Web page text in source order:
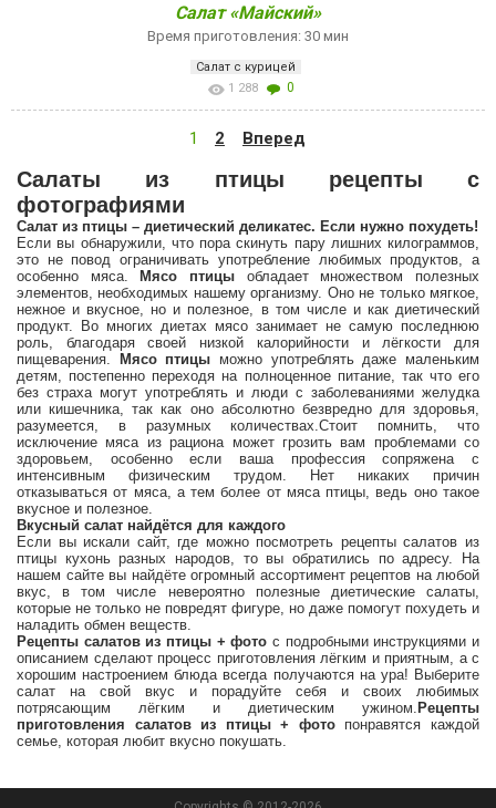
Салат «Майский»
Время приготовления: 30 мин
Салат с курицей
1 288
0
1 2 Вперед
Салаты из птицы рецепты с
фотографиями
Салат из птицы – диетический деликатес. Если нужно похудеть!
Если вы обнаружили, что пора скинуть пару лишних килограммов,
это не повод ограничивать употребление любимых продуктов, а
особенно мяса.
Мясо птицы обладает множеством полезных
элементов, необходимых нашему организму. Оно не только мягкое,
нежное и вкусное, но и полезное, в том числе и как диетический
продукт. Во многих диетах мясо занимает не самую последнюю
роль, благодаря своей низкой калорийности и лёгкости для
пищеварения.
Мясо птицы можно употреблять даже маленьким
детям, постепенно переходя на полноценное питание, так что его
без страха могут употреблять и люди с заболеваниями желудка
или кишечника, так как оно абсолютно безвредно для здоровья,
разумеется, в разумных количествах.Стоит помнить, что
исключение мяса из рациона может грозить вам проблемами со
здоровьем, особенно если ваша профессия сопряжена с
интенсивным физическим трудом. Нет никаких причин
отказываться от мяса, а тем более от мяса птицы, ведь оно такое
вкусное и полезное.
Вкусный салат найдётся для каждого
Если вы искали сайт, где можно посмотреть рецепты салатов из
птицы кухонь разных народов, то вы обратились по адресу. На
нашем сайте вы найдёте огромный ассортимент рецептов на любой
вкус, в том числе невероятно полезные диетические салаты,
которые не только не повредят фигуре, но даже помогут похудеть и
наладить обмен веществ.
Рецепты салатов из птицы + фото с подробными инструкциями и
описанием сделают процесс приготовления лёгким и приятным, а с
хорошим настроением блюда всегда получаются на ура! Выберите
салат на свой вкус и порадуйте себя и своих любимых
потрясающим лёгким и диетическим ужином. Рецепты
приготовления салатов из птицы + фотопонравятся каждой
семье, которая любит вкусно покушать.